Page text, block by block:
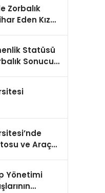
Zorbalık
Eden Kız
Statüsü
Sonucu
ve Araç
Yönetimi